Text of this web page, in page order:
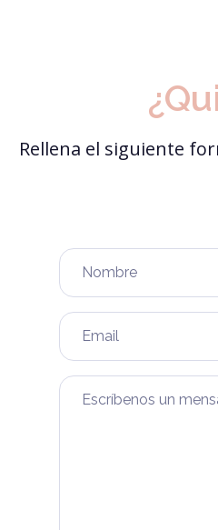
Rellena el siguiente